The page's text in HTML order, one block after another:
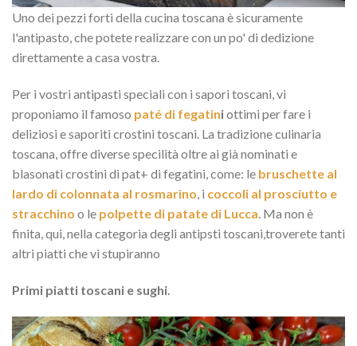
Uno dei pezzi forti della cucina toscana è sicuramente
l'antipasto, che potete realizzare con un po' di dedizione
direttamente a casa vostra.
Per i vostri antipasti speciali con i sapori toscani, vi
proponiamo il famoso paté di fegatiniottimi per fare i
deliziosi e saporiti crostini toscani. La tradizione culinaria
toscana, offre diverse specilità oltre ai già nominati e
blasonati crostini di pat+ di fegatini, come: le bruschette al
lardo di colonnata al rosmarino, i coccoli al prosciutto e
stracchino o le polpette di patate di Lucca. Ma non è
finita, qui, nella categoria degli antipsti toscani,troverete tanti
altri piatti che vi stupiranno
Primi piatti toscani e sughi.